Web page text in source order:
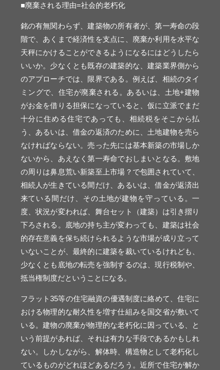
■廃棄される理由=社会的老朽化
銘の有無関わらず、建築物の所有者が、第一寿命の段
階で、あくまで経済性を支点に、廃棄か利用を水平な
天秤にかけることができるようになるにはどうしたら
いいか。少なくとも既存の建築的な、建築業界側から
のアプローチでは、限界である。例えば、相続のタイ
ミングで、住宅が廃棄される。あるいは、土地+建物
がお金を借りる担保になっていると、仮に立派でまだ
十分に住める住宅であっても、相続税をそこから払
う、あるいは、借金の返済のために、土地建物を売ら
なければならない。売った先には基本新築の市場しか
ないから、あえなく第一寿命でおしまいとなる。敷地
の周りは鼻息荒い新築至上市場？で包囲されていて、
相続人が生きている間だけ、あるいは、借金が返済出
来ている間だけ、その土地が建物を守っている。一
度、状況が変われば、舞台セット（建築）は引き摺り
下ろされる。底地の持ち主が変わっても、建築は社会
的存在意義を保ち続けられるような市場が成り立って
いないことが、最終的に建築を裁いているけれども、
少なくとも底地の転売を強制するのは、現行税制や、
抵当権制度だということになる。
フラット35等の住宅融資の優遇制度に絡めて、住宅に
おける物理的な耐久性を増す仕組みを国交省が敷いて
いる。建物の廃棄が物理的な老朽化に因っている、と
いう前提があれば、それは有力な手段であるかもしれ
ない。しかしながら、解体時、構造物として老朽化し
ているものがどれほどあるだろう。近所で住宅が解か